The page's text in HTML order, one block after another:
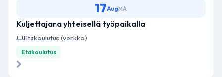
17AugMA
Kuljettajana yhteisellä työpaikalla
Etäkoulutus (verkko)
Etäkoulutus